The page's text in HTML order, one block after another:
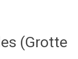
(Grotte